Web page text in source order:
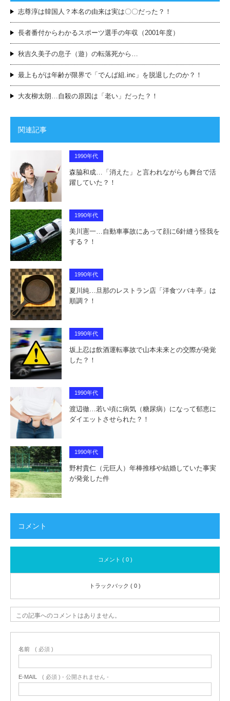
志尊淳は韓国人？本名の由来は実は〇〇だった？！
長者番付からわかるスポーツ選手の年収（2001年度）
秋吉久美子の息子（遊）の転落死から…
最上もがは年齢が限界で「でんぱ組.inc」を脱退したのか？！
大友柳太朗…自殺の原因は「老い」だった？！
関連記事
1990年代
森脇和成…「消えた」と言われながらも舞台で活
躍していた？！
1990年代
美川憲一…自動車事故にあって顔に6針縫う怪我を
する？！
1990年代
夏川純…旦那のレストラン店「洋食ツバキ亭」は
順調？！
1990年代
坂上忍は飲酒運転事故で山本未来との交際が発覚
した？！
1990年代
渡辺徹…若い頃に病気（糖尿病）になって郁恵に
ダイエットさせられた？！
1990年代
野村貴仁（元巨人）年棒推移や結婚していた事実
が発覚した件
コメント
コメント ( 0 )
トラックバック ( 0 )
この記事へのコメントはありません。
名前 ( 必須 )
E-MAIL ( 必須 ) - 公開されません -